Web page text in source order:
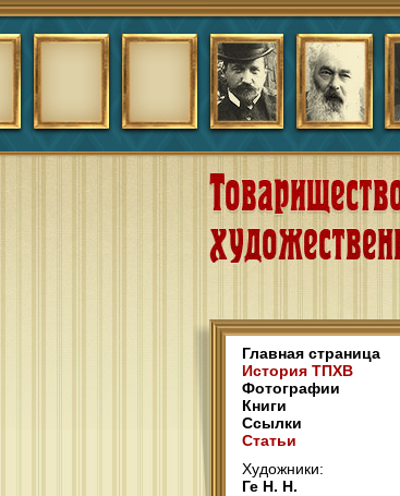
Главная страница
История ТПХВ
Фотографии
Книги
Ссылки
Статьи
Художники:
Ге Н. Н.